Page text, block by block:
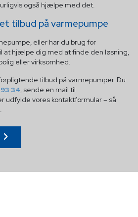
også hjælpe med det.
tilbud på varmepumpe
eller har du brug for
at hjælpe dig med at finde den løsning,
eller virksomhed.
tilbud på varmepumper. Du
34, sende en mail til
udfylde vores kontaktformular – så